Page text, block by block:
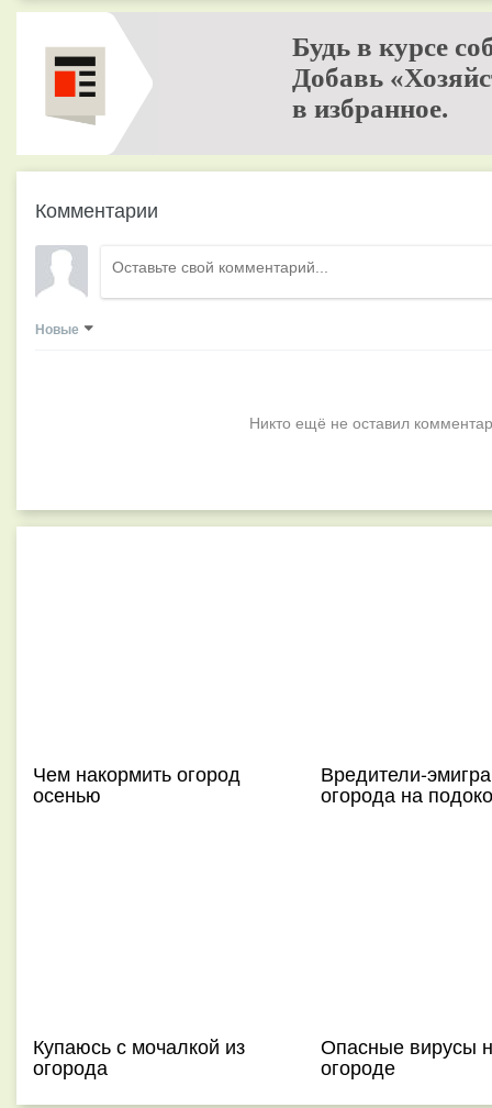
Будь в курсе
Добавь
в избранное.
Комментарии
Новые
Никто ещё не оставил
Чем накормить огород
осенью
Вредители-
огорода на
Купаюсь с мочалкой из
огорода
Опасные вирусы
огороде